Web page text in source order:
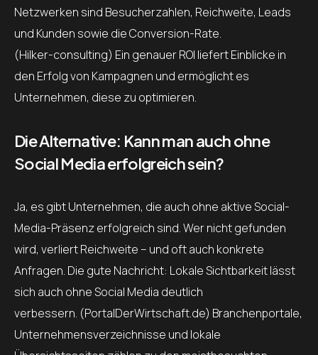
Netzwerken sind Besucherzahlen, Reichweite, Leads
und Kunden sowie die Conversion-Rate.
(Hilker-consulting) Ein genauer ROI liefert Einblicke in
den Erfolg von Kampagnen und ermöglicht es
Unternehmen, diese zu optimieren.
Die Alternative: Kann man auch ohne
Social Media erfolgreich sein?
Ja, es gibt Unternehmen, die auch ohne aktive Social-
Media-Präsenz erfolgreich sind. Wer nicht gefunden
wird, verliert Reichweite – und oft auch konkrete
Anfragen. Die gute Nachricht: Lokale Sichtbarkeit lässt
sich auch ohne Social Media deutlich
verbessern. (PortalDerWirtschaft.de) Branchenportale,
Unternehmensverzeichnisse und lokale